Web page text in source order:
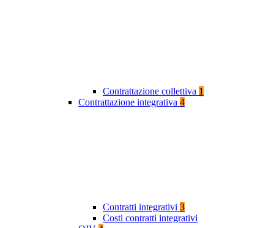
Contrattazione collettiva 1
Contrattazione integrativa 4
Contratti integrativi 3
Costi contratti integrativi